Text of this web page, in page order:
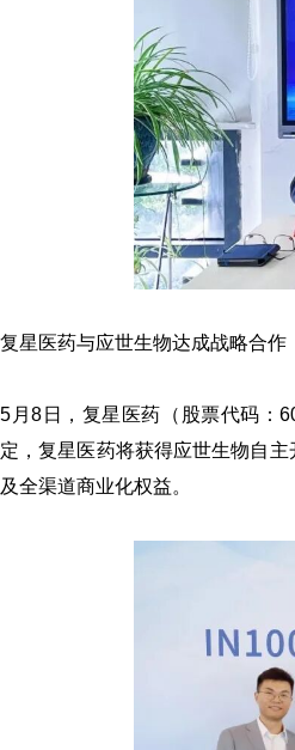
复星医药与应世生物达成战略合作
5月8日，复星医药（股票代码：
定，复星医药将获得应世生物自
及全渠道商业化权益。